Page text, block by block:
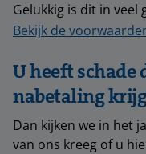
Gelukkig is dit in veel
Bekijk de
U heeft schade
nabetaling
Dan kijken we in het
van ons kreeg of u